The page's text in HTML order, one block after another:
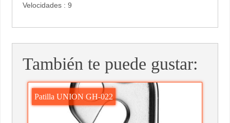
Velocidades : 9
También te puede gustar:
Patilla UNION GH-022